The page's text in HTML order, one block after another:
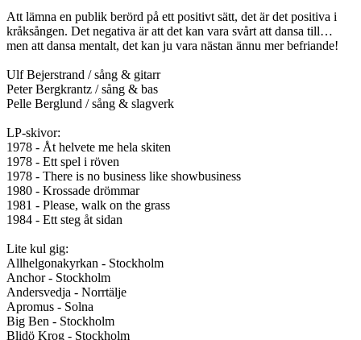
Att lämna en publik berörd på ett positivt sätt, det är det positiva i
kråksången. Det negativa är att det kan vara svårt att dansa till…
men att dansa mentalt, det kan ju vara nästan ännu mer befriande!
Ulf Bejerstrand / sång & gitarr
Peter Bergkrantz / sång & bas
Pelle Berglund / sång & slagverk
LP-skivor:
1978 - Åt helvete me hela skiten
1978 - Ett spel i röven
1978 - There is no business like showbusiness
1980 - Krossade drömmar
1981 - Please, walk on the grass
1984 - Ett steg åt sidan
Lite kul gig:
Allhelgonakyrkan - Stockholm
Anchor - Stockholm
Andersvedja - Norrtälje
Apromus - Solna
Big Ben - Stockholm
Blidö Krog - Stockholm